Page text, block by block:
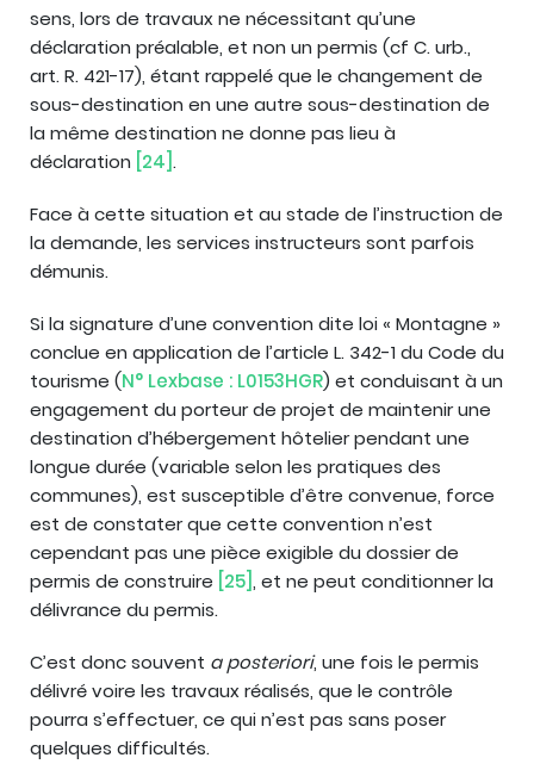
sens, lors de travaux ne nécessitant qu’une
déclaration préalable, et non un permis (cf C. urb.,
art. R. 421-17), étant rappelé que le changement de
sous-destination en une autre sous-destination de
la même destination ne donne pas lieu à
déclaration [24] .
Face à cette situation et au stade de l’instruction de
la demande, les services instructeurs sont parfois
démunis.
Si la signature d’une convention dite loi « Montagne »
conclue en application de l’article L. 342-1 du Code du
tourisme (N° Lexbase : L0153HGR) et conduisant à un
engagement du porteur de projet de maintenir une
destination d’hébergement hôtelier pendant une
longue durée (variable selon les pratiques des
communes), est susceptible d’être convenue, force
est de constater que cette convention n’est
cependant pas une pièce exigible du dossier de
permis de construire [25] , et ne peut conditionner la
délivrance du permis.
C’est donc souvent a posteriori, une fois le permis
délivré voire les travaux réalisés, que le contrôle
pourra s’effectuer, ce qui n’est pas sans poser
quelques difficultés.